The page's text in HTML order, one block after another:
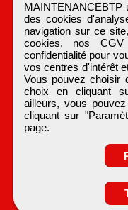
MAINTENANCEBTP
des cookies
navigation sur ce
cookies, nos
confidentialitépour
vos centres d'intérêt
Vous pouvez choisir
choix en cliquant
ailleurs, vous
cliquant sur
page.